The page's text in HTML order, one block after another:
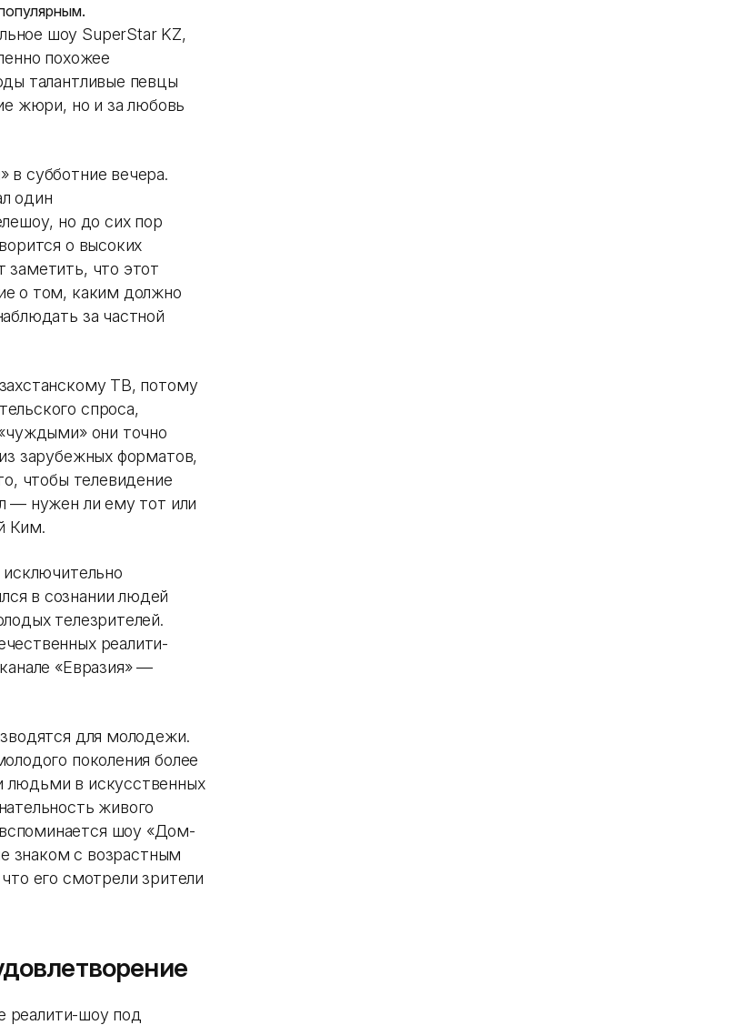
шоу SuperStar KZ,
похожее
талантливые певцы
жюри, но и за любовь
в субботние вечера.
один
но до сих пор
о высоких
заметить, что этот
о том, каким должно
за частной
ТВ, потому
спроса,
они точно
зарубежных форматов,
чтобы телевидение
— нужен ли ему тот или
Ким.
в сознании людей
телезрителей.
реалити-
«Евразия» —
для молодежи.
поколения более
людьми в искусственных
живого
шоу «Дом-
знаком с возрастным
его смотрели зрители
реалити-шоу под